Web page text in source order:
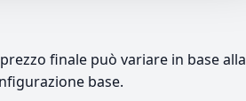
finale può variare in base alla
base.